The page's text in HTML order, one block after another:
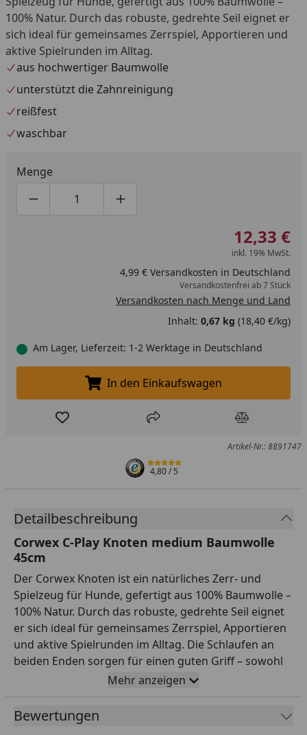
100% Natur. Durch das robuste, gedrehte Seil eignet er
sich ideal für gemeinsames Zerrspiel, Apportieren und
aktive Spielrunden im Alltag.
aus hochwertiger Baumwolle
unterstützt die Zahnreinigung
reißfest
waschbar
Menge
Produktmenge um eins verringern
Produktmenge manuell eingeben
Produktmenge um eins erhöhen
12,33 €
inkl. 19% MwSt.
4,99 € Versandkosten in Deutschland
Versandkostenfrei ab 7 Stück
Versandkosten nach Menge und Land
Inhalt: 0,67 kg (18,40 €/kg)
Am Lager, Lieferzeit: 1-2 Werktage in Deutschland
In den Einkaufswagen legen
In den Einkaufswagen
Produkt zur Wunschliste hinzufügen
Teilen Produkt
Artikel-Nr.: 8891747
4,80/ 5
Detailbeschreibung
Corwex C-Play Knoten medium Baumwolle
45cm
Der Corwex Knoten ist ein natürliches Zerr- und
Spielzeug für Hunde, gefertigt aus 100% Baumwolle –
100% Natur. Durch das robuste, gedrehte Seil eignet
er sich ideal für gemeinsames Zerrspiel, Apportieren
und aktive Spielrunden im Alltag. Die Schlaufen an
beiden Enden sorgen für einen guten Griff – sowohl
für dich als auch für deinen Hund – und machen das
Spielzeug besonders vielseitig. Der Baumwollknoten
ist in mehreren Größen erhältlich (30 cm, 45 cm oder
65 cm) und lässt sich so passend zur Größe und
Mehr anzeigen
Bewertungen